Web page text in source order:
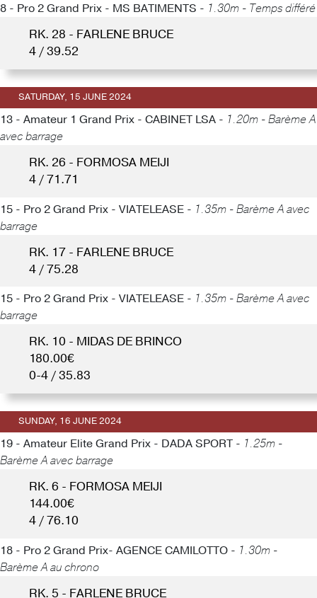
8 - Pro 2 Grand Prix - MS BATIMENTS - 1.30m - Temps différé
RK. 28 - FARLENE BRUCE
4 / 39.52
SATURDAY, 15 JUNE 2024
13 - Amateur 1 Grand Prix - CABINET LSA - 1.20m - Barème A
avec barrage
RK. 26 - FORMOSA MEIJI
4 / 71.71
15 - Pro 2 Grand Prix - VIATELEASE - 1.35m - Barème A avec
barrage
RK. 17 - FARLENE BRUCE
4 / 75.28
15 - Pro 2 Grand Prix - VIATELEASE - 1.35m - Barème A avec
barrage
RK. 10 - MIDAS DE BRINCO
180.00€
0-4 / 35.83
SUNDAY, 16 JUNE 2024
19 - Amateur Elite Grand Prix - DADA SPORT - 1.25m -
Barème A avec barrage
RK. 6 - FORMOSA MEIJI
144.00€
4 / 76.10
18 - Pro 2 Grand Prix- AGENCE CAMILOTTO - 1.30m -
Barème A au chrono
RK. 5 - FARLENE BRUCE